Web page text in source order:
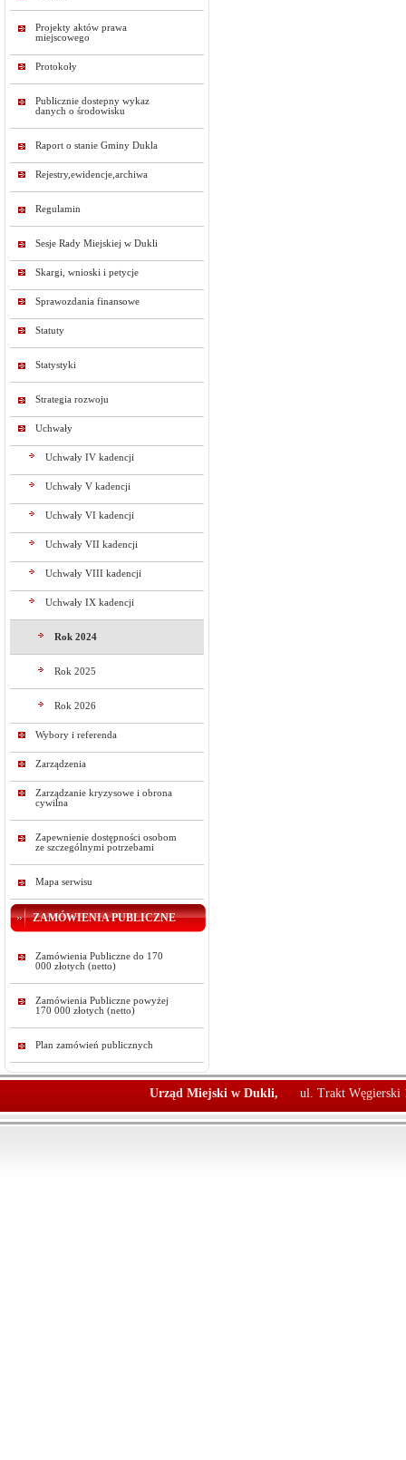
Projekty aktów prawa
miejscowego
Protokoły
Publicznie dostepny wykaz
danych o środowisku
Raport o stanie Gminy Dukla
Rejestry,ewidencje,archiwa
Regulamin
Sesje Rady Miejskiej w Dukli
Skargi, wnioski i petycje
Sprawozdania finansowe
Statuty
Statystyki
Strategia rozwoju
Uchwały
Uchwały IV kadencji
Uchwały V kadencji
Uchwały VI kadencji
Uchwały VII kadencji
Uchwały VIII kadencji
Uchwały IX kadencji
Rok 2024
Rok 2025
Rok 2026
Wybory i referenda
Zarządzenia
Zarządzanie kryzysowe i obrona
cywilna
Zapewnienie dostępności osobom
ze szczególnymi potrzebami
Mapa serwisu
ZAMÓWIENIA PUBLICZNE
Zamówienia Publiczne do 170
000 złotych (netto)
Zamówienia Publiczne powyżej
170 000 złotych (netto)
Plan zamówień publicznych
Urząd Miejski w Dukli, ul. Trakt Węgierski